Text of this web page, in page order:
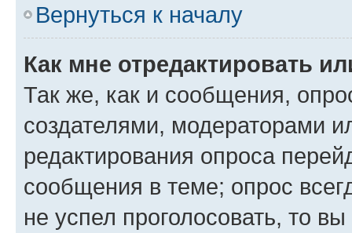
Вернуться к началу
Как мне отредактировать
Так же, как и сообщения,
создателями, модераторами
редактирования опроса
сообщения в теме; опрос
не успел проголосовать, то